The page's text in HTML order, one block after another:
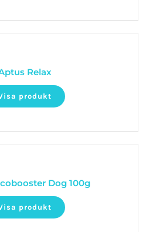
Relax
produkt
Dog 100g
produkt